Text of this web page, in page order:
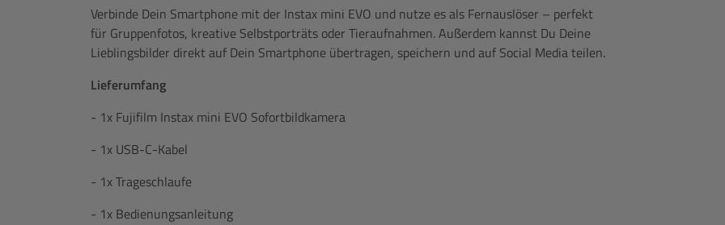
Verbinde Dein Smartphone mit der Instax mini EVO und nutze es als Fernauslöser – perfekt
für Gruppenfotos, kreative Selbstporträts oder Tieraufnahmen. Außerdem kannst Du Deine
Lieblingsbilder direkt auf Dein Smartphone übertragen, speichern und auf Social Media teilen.
Lieferumfang
- 1x Fujifilm Instax mini EVO Sofortbildkamera
- 1x USB-C-Kabel
- 1x Trageschlaufe
- 1x Bedienungsanleitung